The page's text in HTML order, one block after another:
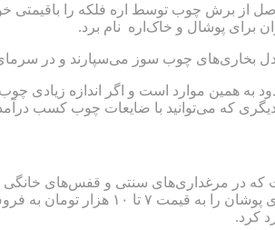
برش چوب توسط اره فلکه را باقیمتی
برای پوشال و خاک‌اره نام برد.
دل بخاری‌های چوب سوز می‌سپارند و در
به همین موارد است و اگر اندازه زیادی
که می‌توانید با ضایعات چوب کسب درآمد
در مرغداری‌های سنتی و قفس‌های خانگی
اما در برخی دیگر از